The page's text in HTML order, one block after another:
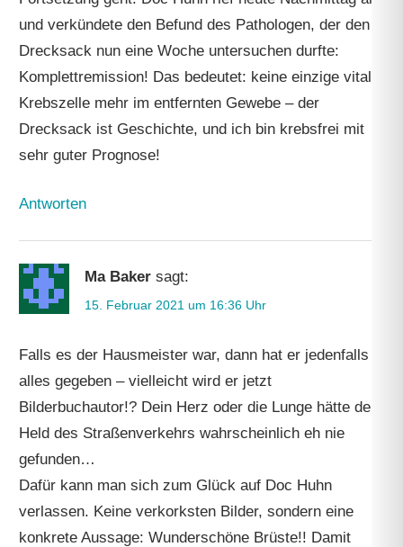
und verkündete den Befund des Pathologen, der den
Drecksack nun eine Woche untersuchen durfte:
Komplettremission! Das bedeutet: keine einzige vitale
Krebszelle mehr im entfernten Gewebe – der
Drecksack ist Geschichte, und ich bin krebsfrei mit
sehr guter Prognose!
Antworten
Ma Baker sagt:
15. Februar 2021 um 16:36 Uhr
Falls es der Hausmeister war, dann hat er jedenfalls
alles gegeben – vielleicht wird er jetzt
Bilderbuchautor!? Dein Herz oder die Lunge hätte der
Held des Straßenverkehrs wahrscheinlich eh nie
gefunden…
Dafür kann man sich zum Glück auf Doc Huhn
verlassen. Keine verkorksten Bilder, sondern eine
konkrete Aussage: Wunderschöne Brüste!! Damit